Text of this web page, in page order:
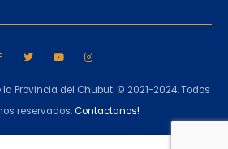
Provincia del Chubut. © 2021-2024. Todos
reservados.Contactanos!